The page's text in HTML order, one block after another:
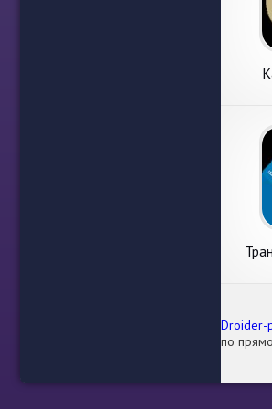
Droider-
по